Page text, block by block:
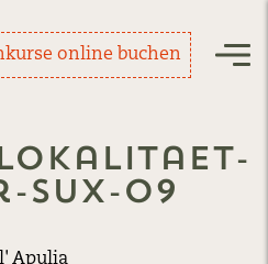
online buchen
sux-09